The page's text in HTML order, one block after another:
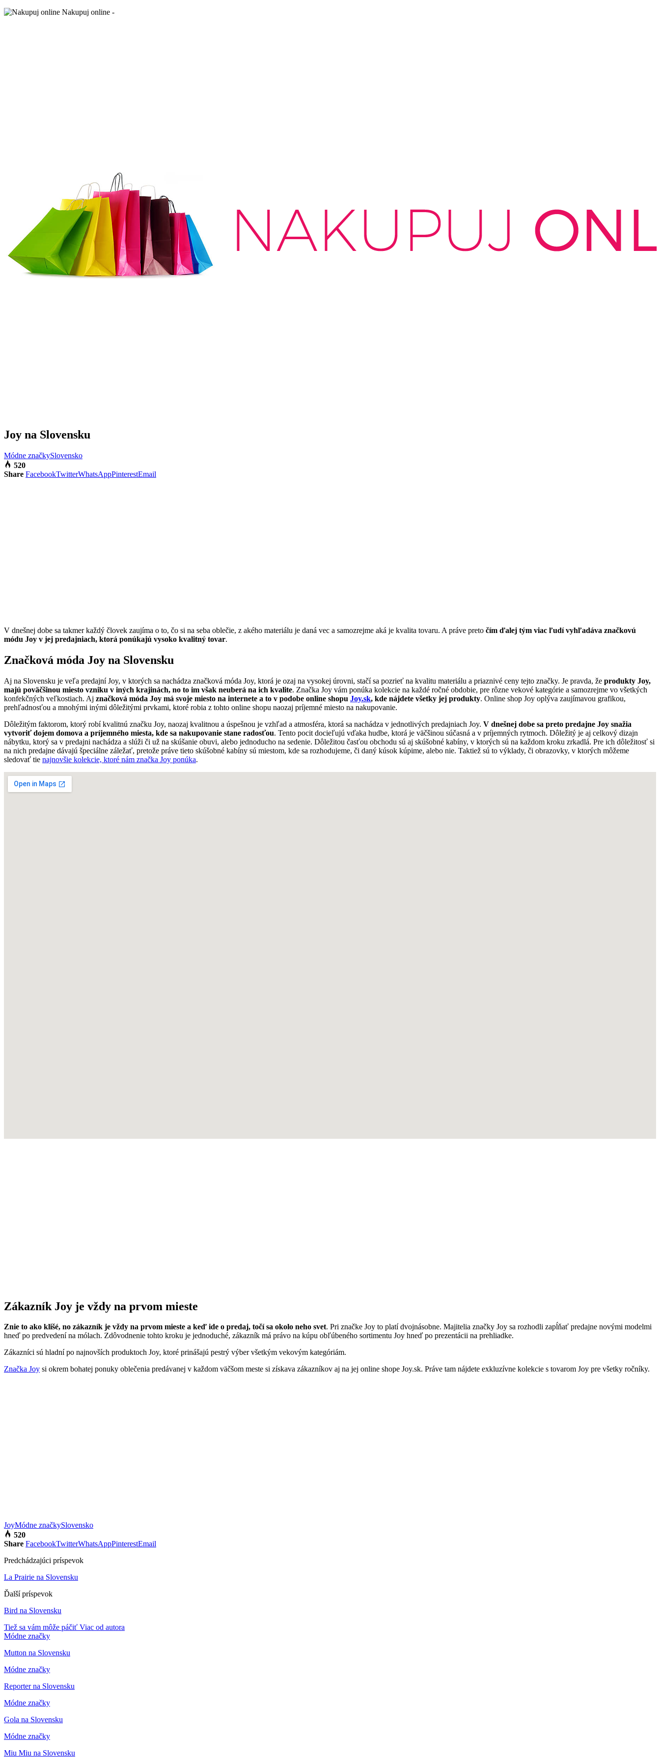
Nakupuj online -
Joy na Slovensku
Módne značkySlovensko
520
Share FacebookTwitterWhatsAppPinterestEmail
V dnešnej dobe sa takmer každý človek zaujíma o to, čo si na seba oblečie, z akého materiálu je daná vec a samozrejme aká je kvalita tovaru. A práve preto čím ďalej tým viac ľudí vyhľadáva značkovú
módu Joy v jej predajniach, ktorá ponúkajú vysoko kvalitný tovar.
Značková móda Joy na Slovensku
Aj na Slovensku je veľa predajní Joy, v ktorých sa nachádza značková móda Joy, ktorá je ozaj na vysokej úrovni, stačí sa pozrieť na kvalitu materiálu a priaznivé ceny tejto značky. Je pravda, že produkty Joy,
majú poväčšinou miesto vzniku v iných krajinách, no to im však neuberá na ich kvalite. Značka Joy vám ponúka kolekcie na každé ročné obdobie, pre rôzne vekové kategórie a samozrejme vo všetkých
konfekčných veľkostiach. Aj značková móda Joy má svoje miesto na internete a to v podobe online shopu Joy.sk, kde nájdete všetky jej produkty. Online shop Joy oplýva zaujímavou grafikou,
prehľadnosťou a mnohými inými dôležitými prvkami, ktoré robia z tohto online shopu naozaj príjemné miesto na nakupovanie.
Dôležitým faktorom, ktorý robí kvalitnú značku Joy, naozaj kvalitnou a úspešnou je vzhľad a atmosféra, ktorá sa nachádza v jednotlivých predajniach Joy. V dnešnej dobe sa preto predajne Joy snažia
vytvoriť dojem domova a príjemného miesta, kde sa nakupovanie stane radosťou. Tento pocit docieľujú vďaka hudbe, ktorá je väčšinou súčasná a v príjemných rytmoch. Dôležitý je aj celkový dizajn
nábytku, ktorý sa v predajni nachádza a slúži či už na skúšanie obuvi, alebo jednoducho na sedenie. Dôležitou časťou obchodu sú aj skúšobné kabíny, v ktorých sú na každom kroku zrkadlá. Pre ich dôležitosť si
na nich predajne dávajú špeciálne záležať, pretože práve tieto skúšobné kabíny sú miestom, kde sa rozhodujeme, či daný kúsok kúpime, alebo nie. Taktiež sú to výklady, či obrazovky, v ktorých môžeme
sledovať tie najnovšie kolekcie, ktoré nám značka Joy ponúka.
Zákazník Joy je vždy na prvom mieste
Znie to ako klišé, no zákazník je vždy na prvom mieste a keď ide o predaj, točí sa okolo neho svet. Pri značke Joy to platí dvojnásobne. Majitelia značky Joy sa rozhodli zapĺňať predajne novými modelmi
hneď po predvedení na mólach. Zdôvodnenie tohto kroku je jednoduché, zákazník má právo na kúpu obľúbeného sortimentu Joy hneď po prezentácii na prehliadke.
Zákazníci sú hladní po najnovších produktoch Joy, ktoré prinášajú pestrý výber všetkým vekovým kategóriám.
Značka Joy si okrem bohatej ponuky oblečenia predávanej v každom väčšom meste si získava zákazníkov aj na jej online shope Joy.sk. Práve tam nájdete exkluzívne kolekcie s tovarom Joy pre všetky ročníky.
JoyMódne značkySlovensko
520
Share FacebookTwitterWhatsAppPinterestEmail
Predchádzajúci príspevok
La Prairie na Slovensku
Ďalší príspevok
Bird na Slovensku
Tiež sa vám môže páčiť Viac od autora
Módne značky
Mutton na Slovensku
Módne značky
Reporter na Slovensku
Módne značky
Gola na Slovensku
Módne značky
Miu Miu na Slovensku